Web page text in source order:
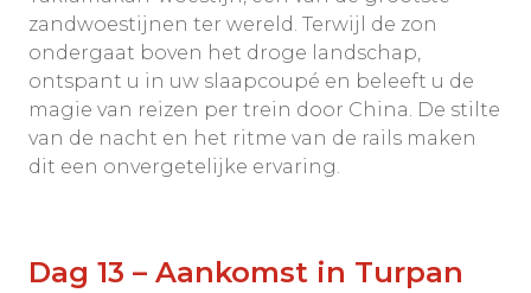
zandwoestijnen ter wereld. Terwijl de zon
ondergaat boven het droge landschap,
ontspant u in uw slaapcoupé en beleeft u de
magie van reizen per trein door China. De stilte
van de nacht en het ritme van de rails maken
dit een onvergetelijke ervaring.
Dag 13 – Aankomst in Turpan